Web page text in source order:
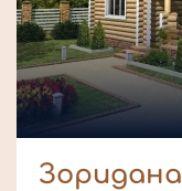
Зоридана